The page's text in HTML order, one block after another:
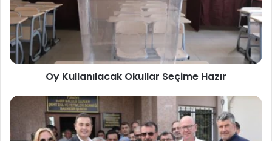
Oy Kullanılacak Okullar Seçime Hazır